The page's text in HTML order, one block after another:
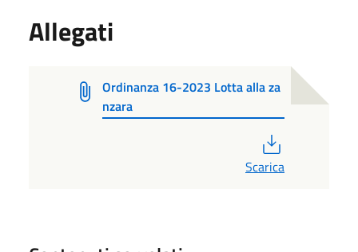
Allegati
Ordinanza 16-2023 Lotta alla za
nzara
Scarica